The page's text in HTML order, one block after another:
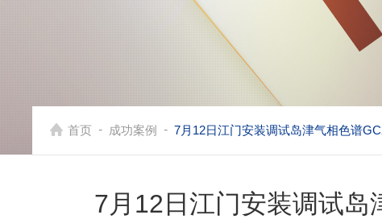
首页 - 成功案例 - 7月12日江门安装调试岛津气相色谱
7月12日江门安装调试岛